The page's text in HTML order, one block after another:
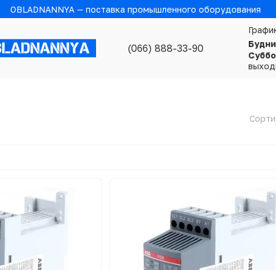
OBLADNANNYA — поставка промышленного оборудования
(066) 888-33-90